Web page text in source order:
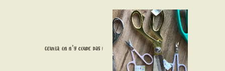
INFOS ÉVÈNEMENTS
NEWSLETTERS
TUTORIELS
NOUS SOUTENONS
Ceux-là, on n’y coupe pas !